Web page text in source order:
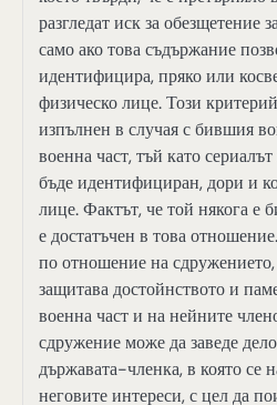
разгледат иск за обезщетение
само ако това съдържание
идентифицира, пряко или
физическо лице. Този
изпълнен в случая с бившия
военна част, тъй като
бъде идентифициран, дори и
лице. Фактът, че той някога е
е достатъчен в това
по отношение на
защитава достойнството и
военна част и на нейните
сдружение може да заведе
държавата-членка, в която се
неговите интереси, с цел да